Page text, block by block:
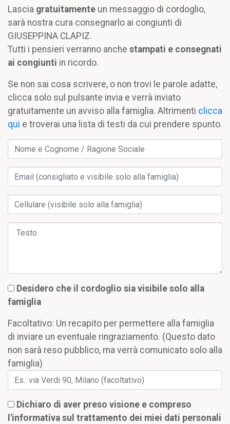
Lascia gratuitamente un messaggio di cordoglio,
sarà nostra cura consegnarlo ai congiunti di
GIUSEPPINA CLAPIZ.
Tutti i pensieri verranno anche stampati e consegnati
ai congiunti in ricordo.
Se non sai cosa scrivere, o non trovi le parole adatte,
clicca solo sul pulsante invia e verrà inviato
gratuitamente un avviso alla famiglia. Altrimenti clicca
qui e troverai una lista di testi da cui prendere spunto.
Desidero che il cordoglio sia visibile solo alla
famiglia
Facoltativo: Un recapito per permettere alla famiglia
di inviare un eventuale ringraziamento. (Questo dato
non sarà reso pubblico, ma verrà comunicato solo alla
famiglia)
Dichiaro di aver preso visione e compreso
l'informativa sul trattamento dei miei dati personali